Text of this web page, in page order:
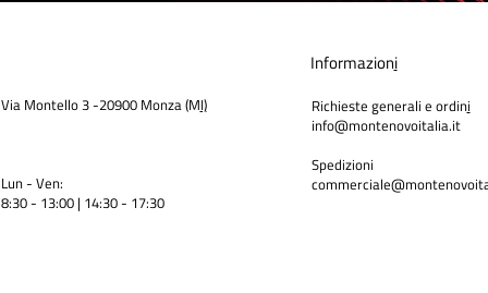
Via Montello 3 -20900 Monza (MI)
Lun - Ven:
8:30 - 13:00 | 14:30 - 17:30
Informazioni
Richieste generali e ordini
info@montenovoitalia.it
Spedizioni